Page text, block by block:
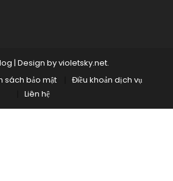
| Design byvioletsky.net.
sách bảo mật
Điều khoản dịch vụ
Liên hệ